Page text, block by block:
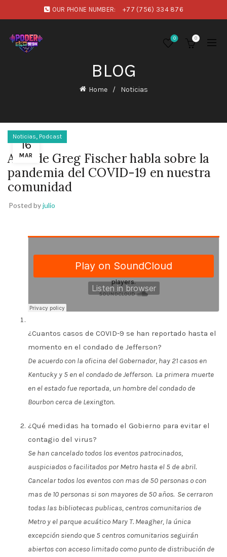
OUR PHONE NUMBER: +77 (756) 334 876
0 0
BLOG
Home Noticias
16
MAR
Noticias, Podcast
Alcalde Greg Fischer habla sobre la
pandemia del COVID-19 en nuestra
comunidad
Posted byjulio
¿Cuantos casos de COVID-9 se han reportado hasta el
momento en el condado de Jefferson?
De acuerdo con la oficina del Gobernador, hay 21 casos en
Kentucky y 5 en el condado de Jefferson. La primera muerte
en el estado fue reportada, un hombre del condado de
Bourbon cerca de Lexington.
¿Qué medidas ha tomado el Gobierno para evitar el
contagio del virus?
Se han cancelado todos los eventos patrocinados,
auspiciados o facilitados por Metro hasta el 5 de abril.
Cancelar todos los eventos con mas de 50 personas o con
mas de 10 personas si son mayores de 50 años. Se cerraron
todas las bibliotecas publicas, centros comunitarios de
Metro y el parque acuático Mary T. Meagher, la única
excepción siendo que 5 centros comunitarios seguirán
abiertos con acceso limitado como punto de distribución de